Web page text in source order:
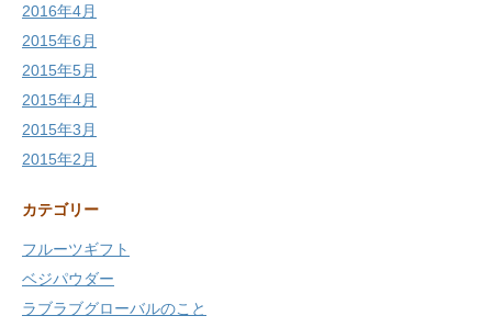
2016年4月
2015年6月
2015年5月
2015年4月
2015年3月
2015年2月
カテゴリー
フルーツギフト
ベジパウダー
ラブラブグローバルのこと